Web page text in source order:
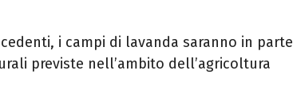
i campi di lavanda saranno in parte
previste nell’ambito dell’agricoltura